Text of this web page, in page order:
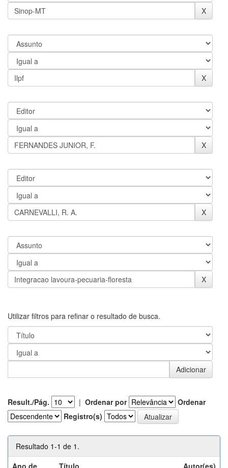
Utilizar filtros para refinar o resultado de busca.
Result./Pág. | Ordenar por
Ordenar
Registro(s)
Resultado 1-1 de 1.
Ano de
Título Autor(es)